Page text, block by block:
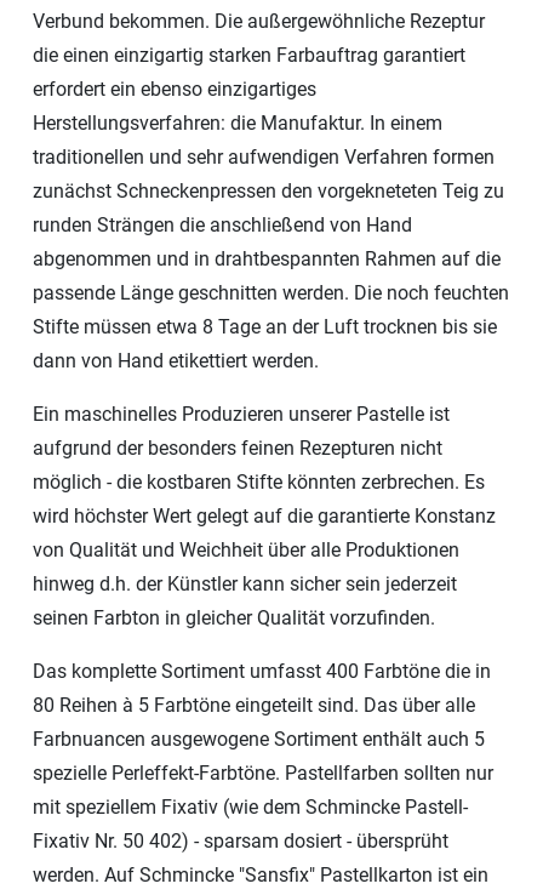
Verbund bekommen. Die außergewöhnliche Rezeptur
die einen einzigartig starken Farbauftrag garantiert
erfordert ein ebenso einzigartiges
Herstellungsverfahren: die Manufaktur. In einem
traditionellen und sehr aufwendigen Verfahren formen
zunächst Schneckenpressen den vorgekneteten Teig zu
runden Strängen die anschließend von Hand
abgenommen und in drahtbespannten Rahmen auf die
passende Länge geschnitten werden. Die noch feuchten
Stifte müssen etwa 8 Tage an der Luft trocknen bis sie
dann von Hand etikettiert werden.
Ein maschinelles Produzieren unserer Pastelle ist
aufgrund der besonders feinen Rezepturen nicht
möglich - die kostbaren Stifte könnten zerbrechen. Es
wird höchster Wert gelegt auf die garantierte Konstanz
von Qualität und Weichheit über alle Produktionen
hinweg d.h. der Künstler kann sicher sein jederzeit
seinen Farbton in gleicher Qualität vorzufinden.
Das komplette Sortiment umfasst 400 Farbtöne die in
80 Reihen à 5 Farbtöne eingeteilt sind. Das über alle
Farbnuancen ausgewogene Sortiment enthält auch 5
spezielle Perleffekt-Farbtöne. Pastellfarben sollten nur
mit speziellem Fixativ (wie dem Schmincke Pastell-
Fixativ Nr. 50 402) - sparsam dosiert - übersprüht
werden. Auf Schmincke "Sansfix" Pastellkarton ist ein